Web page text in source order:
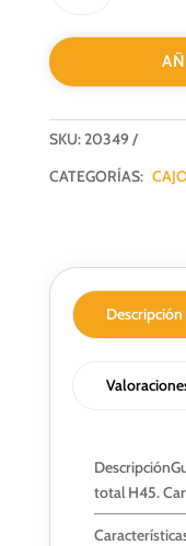
TOTAL
H45
500MM
ZINC
NOBATECH
SKU:20349
CATEGORÍAS:
Descripción
Descripción
total H45.